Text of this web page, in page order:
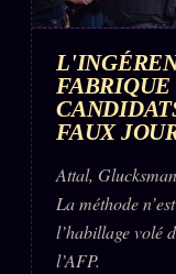
FAUX
Attal,
La méthode
l’habillage volé
l’AFP.